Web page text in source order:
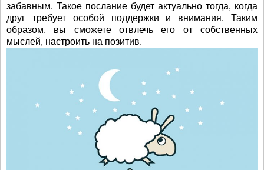
забавным. Такое послание будет актуально тогда, когда
друг требует особой поддержки и внимания. Таким
образом, вы сможете отвлечь его от собственных
мыслей, настроить на позитив.